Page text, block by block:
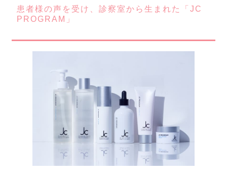
患者様の声を受け、診察室から生まれた「JC
PROGRAM」